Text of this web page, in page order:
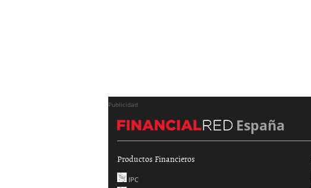
Publicidad
España
Productos Financieros
IPC